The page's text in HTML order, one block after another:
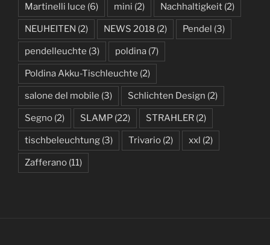
Martinelli luce (6) mini (2) Nachhaltigkeit (2)
NEUHEITEN (2) NEWS 2018 (2) Pendel (3)
pendelleuchte (3) poldina (7)
Poldina Akku-Tischleuchte (2)
salone del mobile (3) Schlichten Design (2)
Segno (2) SLAMP (22) STRAHLER (2)
tischbeleuchtung (3) Trivario (2) xxl (2)
Zafferano (11)